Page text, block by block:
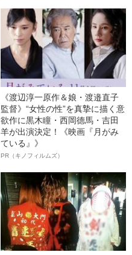
《渡辺淳一原作＆娘・渡邉直子
監督》“女性の性”を真摯に描く意
欲作に黒木瞳・西岡德馬・吉田
羊が出演決定！《映画『月がみ
ている』》
PR（キノフィルムズ）